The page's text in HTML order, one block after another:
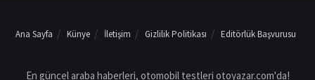
Ana Sayfa Künye İletişim Gizlilik Politikası Editörlük Başvurusu
En güncel araba haberleri, otomobil testleri otoyazar.com'da!